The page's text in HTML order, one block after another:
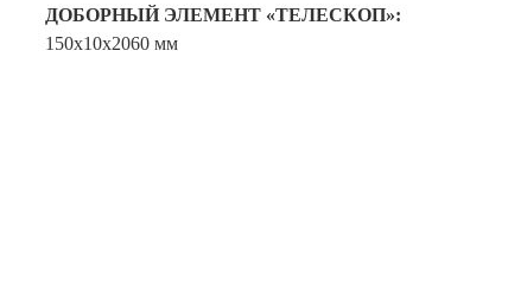
ДОБОРНЫЙ ЭЛЕМЕНТ «ТЕЛЕСКОП»:
150x10x2060 мм